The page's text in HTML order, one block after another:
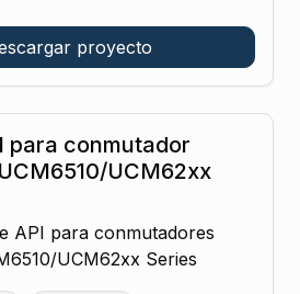
proyecto
para conmutador
UCM62xx
API para conmutadores
UCM62xx Series